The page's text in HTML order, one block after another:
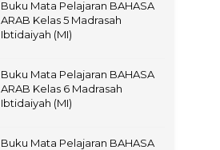
Buku Mata Pelajaran BAHASA
ARAB Kelas 5 Madrasah
Ibtidaiyah (MI)
Buku Mata Pelajaran BAHASA
ARAB Kelas 6 Madrasah
Ibtidaiyah (MI)
Buku Mata Pelajaran BAHASA